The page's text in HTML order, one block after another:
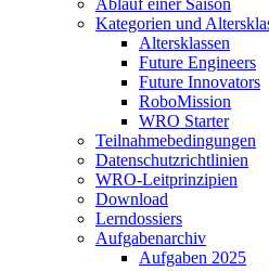
Ablauf einer Saison
Kategorien und
Altersklassen
Future Engineers
Future Innovators
RoboMission
WRO Starter
Teilnahmebedingungen
Datenschutzrichtlinien
WRO-Leitprinzipien
Download
Lerndossiers
Aufgabenarchiv
Aufgaben 2025